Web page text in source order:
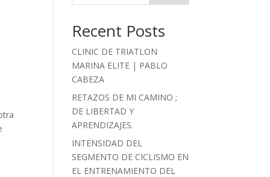
Recent Posts
CLINIC DE TRIATLON
MARINA ELITE | PABLO
CABEZA
RETAZOS DE MI CAMINO ;
DE LIBERTAD Y
APRENDIZAJES.
INTENSIDAD DEL
SEGMENTO DE CICLISMO EN
EL ENTRENAMIENTO DEL